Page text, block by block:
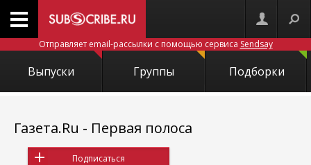
Отправляет email-рассылки с помощью сервиса Sendsay
Выпуски Группы Подборки
Газета.Ru - Первая полоса
Подписаться